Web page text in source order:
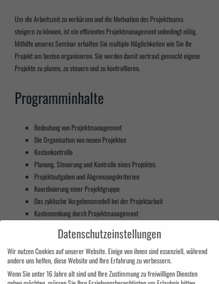
Um die Arbeitszeit zu verkürzen und die Motivation des Projektteams
steigern zu können, ist ein effizientes Projektmanagement unbedingt nötig.
Mithilfe unseres Seminar erhalten Sie multiple Möglichkeiten wie Sie Ihr
Projekt am besten organisieren. Sie werden damit vertraut gemacht eigene
Projekte zu planen, zu steuern und zu kontrollieren.
Programminhalte
Bedeutung von Projektmanagement
Die Organisation von neuen Projekten
Kostenkontrolle
Planung, Steuerung und Kontrolle eines Projektes
Projektaufgaben und Abgrenzungskriterien
Koordinierung einer Projektgruppe
Das zyklische Vorgehensmodell bei der Projektarbeit
Kostensenkung durch Projektmanagement
Aufgaben des Projektleiters
Optimale Kommunikation in Projektteams
Umgang mit Widerständen
6 Schritte zum Projektziel
Datenschutzeinstellungen
Wir nutzen Cookies auf unserer Website. Einige von ihnen sind essenziell, während
andere uns helfen, diese Website und Ihre Erfahrung zu verbessern.
Wenn Sie unter 16 Jahre alt sind und Ihre Zustimmung zu freiwilligen Diensten